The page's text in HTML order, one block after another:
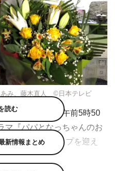
あみ、藤木直人 ©日本テレビ
週月曜～金曜 午前5時50
マ『パパとなっちゃんのお
がクランクアップを迎え
読む
新情報まとめ